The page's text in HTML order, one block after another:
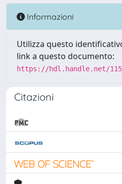
Informazioni
Utilizza questo
link a questo documento:
https://hdl.handle.net/
Citazioni